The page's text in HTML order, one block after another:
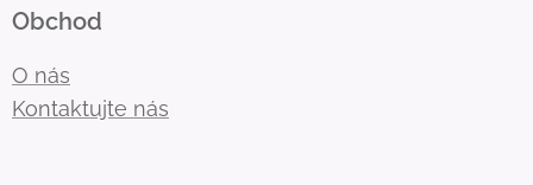
Obchod
O nás
Kontaktujte nás